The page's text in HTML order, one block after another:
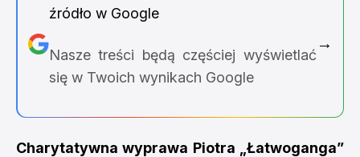
źródło w Google
Nasze treści będą częściej wyświetlać
się w Twoich wynikach Google
→
Charytatywna wyprawa Piotra „Łatwoganga”